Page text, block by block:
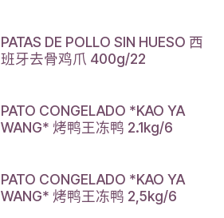
PATAS DE POLLO SIN HUESO 西
班牙去骨鸡爪 400g/22
PATO CONGELADO *KAO YA
WANG* 烤鸭王冻鸭 2.1kg/6
PATO CONGELADO *KAO YA
WANG* 烤鸭王冻鸭 2,5kg/6